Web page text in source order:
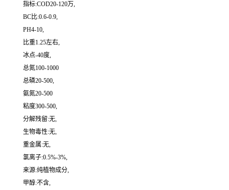
指标:COD20-120万,
BC比:0.6-0.9,
PH4-10,
比重1.25左右,
冰点-40度,
总氮100-1000
总磷20-500,
氨氮20-500
粘度300-500,
分解残留:无,
生物毒性:无,
重金属:无,
氯离子:0.5%-3%,
来源:纯植物成分,
甲醇:不含,